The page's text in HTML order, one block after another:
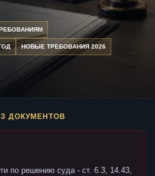
НОВЫЕ ТРЕБОВАНИЯ 2026
ДОКУМЕНТОВ
по решению суда - ст. 6.3, 14.43,